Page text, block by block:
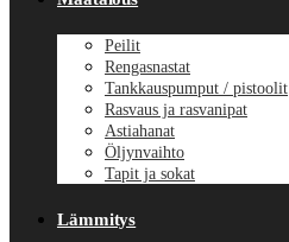
Peilit
Rengasnastat
Tankkauspumput / pistoolit
Rasvaus ja rasvanipat
Astiahanat
Öljynvaihto
Tapit ja sokat
Lämmitys